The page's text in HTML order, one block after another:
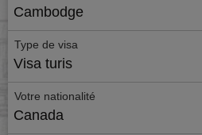
Cambodge
Type de visa
Visa turis
Votre nationalité
Canada